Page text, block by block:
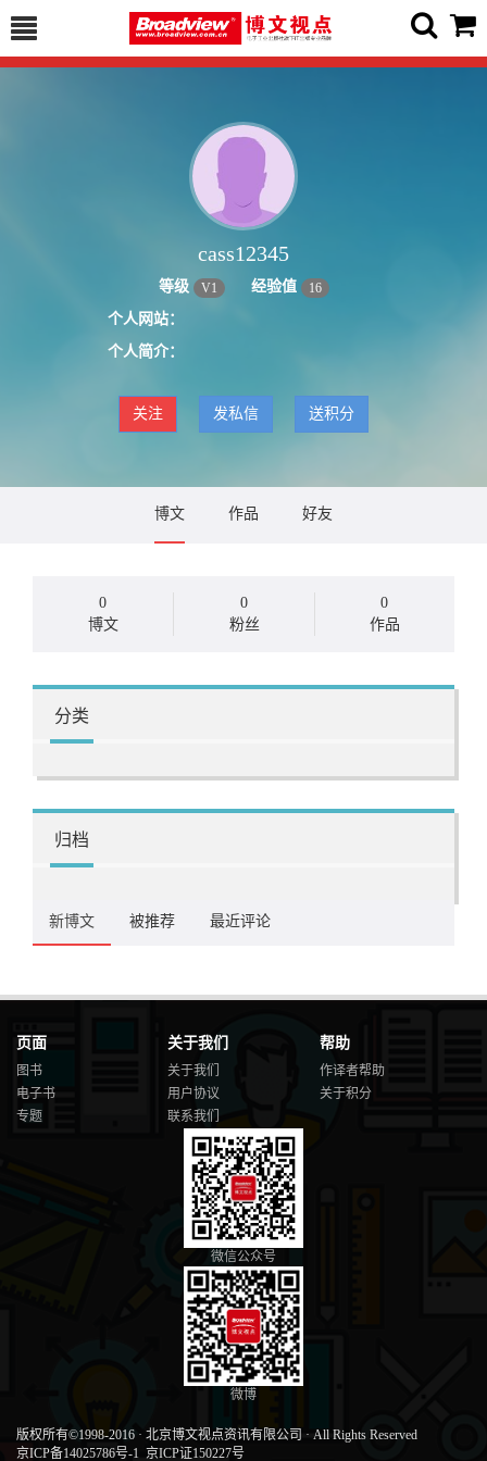
cass12345
等级 V1 经验值 16
个人网站：
个人简介：
关注 发私信 送积分
博文 作品 好友
0
博文
0
粉丝
0
作品
分类
归档
新博文 被推荐 最近评论
页面
图书
电子书
专题
关于我们
关于我们
用户协议
联系我们
帮助
作译者帮助
关于积分
微信公众号
微博
版权所有©1998-2016 · 北京博文视点资讯有限公司 · All Rights Reserved
京ICP备14025786号-1 京ICP证150227号